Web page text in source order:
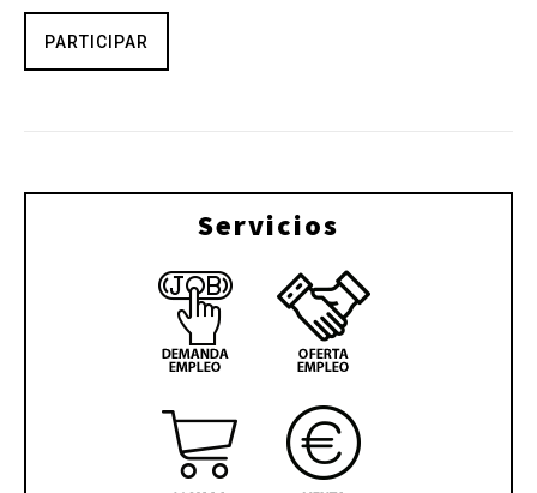
PARTICIPAR
Servicios